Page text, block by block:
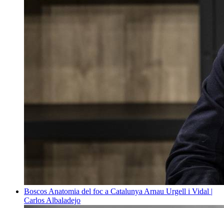
Boscos Anatomia del foc a Catalunya Arnau Urgell i Vidal |
Carlos Albaladejo